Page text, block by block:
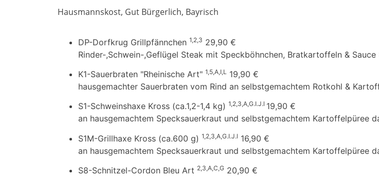
Hausmannskost, Gut Bürgerlich, Bayrisch
DP-Dorfkrug Grillpfännchen 1,2,3 29,90 €
Rinder-,Schwein-,Geflügel Steak mit Speckböhnchen, Bratkartoffeln & Sauce
K1-Sauerbraten "Rheinische Art" 1,5,A,I,L 19,90 €
hausgemachter Sauerbraten vom Rind an selbstgemachtem Rotkohl &
S1-Schweinshaxe Kross (ca.1,2-1,4 kg) 1,2,3,A,G.I.J.l 19,90 €
an hausgemachtem Specksauerkraut und selbstgemachtem Kartoffelpüree
S1M-Grillhaxe Kross (ca.600 g) 1,2,3,A,G.I.J.l 16,90 €
an hausgemachtem Specksauerkraut und selbstgemachtem Kartoffelpüree
S8-Schnitzel-Cordon Bleu Art 2,3,A,C,G 20,90 €